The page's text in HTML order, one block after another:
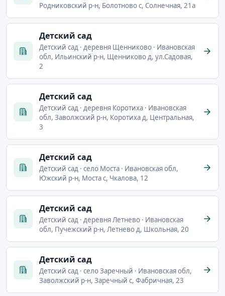
Родниковский р-н, Болотново с, Солнечная, 21а
Детский сад
Детский сад · деревня Щенниково · Ивановская
обл, Ильинский р-н, Щенниково д, ул.Садовая,
2
Детский сад
Детский сад · деревня Коротиха · Ивановская
обл, Заволжский р-н, Коротиха д, Центральная,
3
Детский сад
Детский сад · село Моста · Ивановская обл,
Южский р-н, Моста с, Чкалова, 12
Детский сад
Детский сад · деревня Летнево · Ивановская
обл, Пучежский р-н, Летнево д, Школьная, 20
Детский сад
Детский сад · село Заречный · Ивановская обл,
Заволжский р-н, Заречный с, Фабричная, 23